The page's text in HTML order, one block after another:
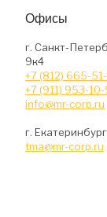
Офисы
г. Санкт-
9к4
+7 (812) 665-
+7 (911) 953-
info@mr-corp.ru
г.
tma@mr-corp.ru